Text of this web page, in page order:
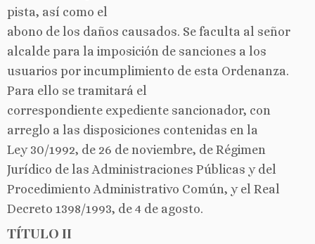
pista, así como el
abono de los daños causados. Se faculta al señor
alcalde para la imposición de sanciones a los
usuarios por incumplimiento de esta Ordenanza.
Para ello se tramitará el
correspondiente expediente sancionador, con
arreglo a las disposiciones contenidas en la
Ley 30/1992, de 26 de noviembre, de Régimen
Jurídico de las Administraciones Públicas y del
Procedimiento Administrativo Común, y el Real
Decreto 1398/1993, de 4 de agosto.
TÍTULO II